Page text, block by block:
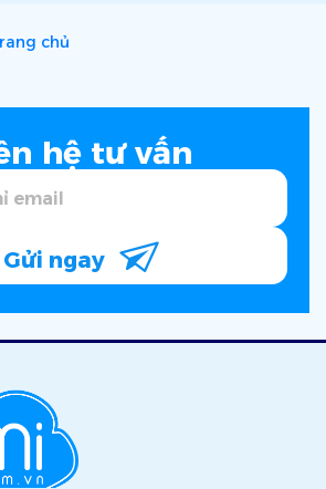
chủ
hệ tư vấn
Gửi ngay